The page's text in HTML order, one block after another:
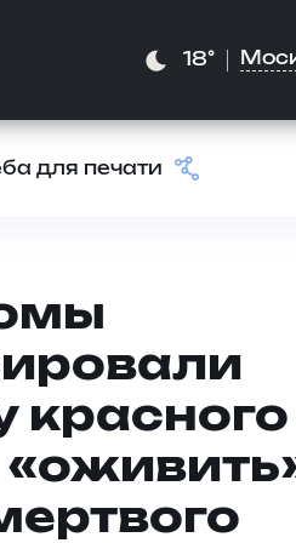
18°
для печати
красного